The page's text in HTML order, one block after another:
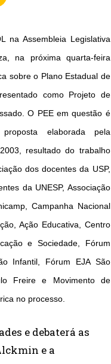
na Assembleia Legislativa
na próxima quarta-feira
sobre o Plano Estadual de
como Projeto de
O PEE em questão é
elaborada pela
resultado do trabalho
dos docentes da USP,
da UNESP, Associação
Campanha Nacional
Ação Educativa, Centro
e Sociedade, Fórum
Infantil, Fórum EJA São
Freire e Movimento de
no processo.
e debaterá as
e a